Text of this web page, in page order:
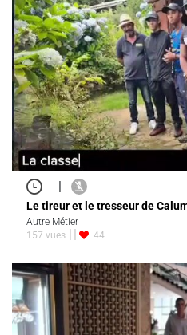
|
Le tireur et le tresseur de
Autre Métier
157 vues
44